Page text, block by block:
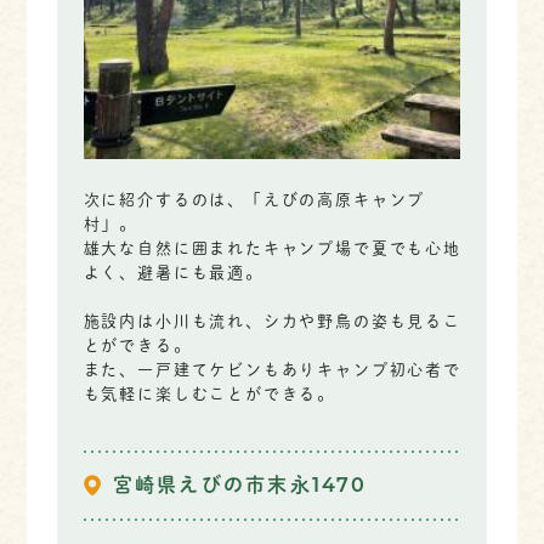
次に紹介するのは、「えびの高原キャンプ
村」。
雄大な自然に囲まれたキャンプ場で夏でも心地
よく、避暑にも最適。
施設内は小川も流れ、シカや野鳥の姿も見るこ
とができる。
また、一戸建てケビンもありキャンプ初心者で
も気軽に楽しむことができる。
宮崎県えびの市末永1470